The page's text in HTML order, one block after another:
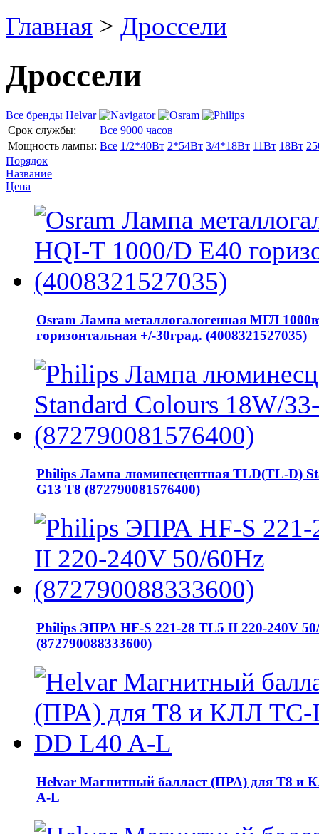
Главная > Дроссели
Дроссели
Все бренды Helvar
Срок службы:
Все 9000 часов
Мощность лампы: Все 1/2*40Вт 2*54Вт 3/4*18Вт 11Вт 18Вт
Порядок
Название
Цена
Osram Лампа металлогалогенная МГЛ
горизонтальная +/-30град. (4008321527035)
Philips Лампа люминесцентная TLD(TL-D)
G13 T8 (872790081576400)
Philips ЭПРА HF-S 221-28 TL5 II 220-240V
(872790088333600)
Helvar Магнитный балласт (ПРА) для T8 и
A-L